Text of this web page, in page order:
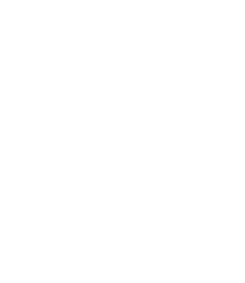
chí - Bộ Văn hóa Thông tin